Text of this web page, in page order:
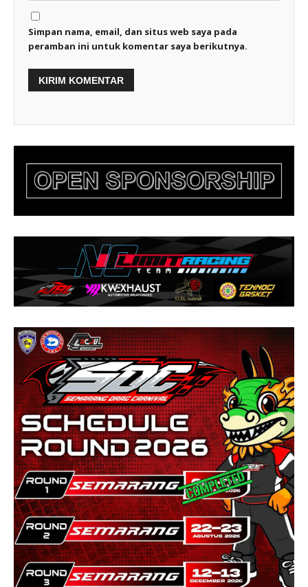
Simpan nama, email, dan situs web saya pada
peramban ini untuk komentar saya berikutnya.